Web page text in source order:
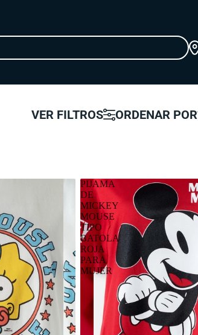
VER FILTROS
ORDENAR POR
PIJAMA
DE
MICKEY
MOUSE
TIPO
BATOLA
ROJA
PARA
MUJER